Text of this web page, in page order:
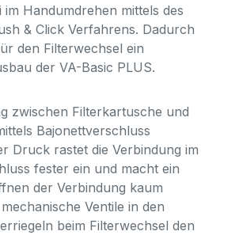
im Handumdrehen mittels des
& Click Verfahrens. Dadurch
den Filterwechsel ein
der VA-Basic PLUS.
zwischen Filterkartusche und
Bajonettverschluss
Druck rastet die Verbindung im
fester ein und macht ein
der Verbindung kaum
Ventile in den
beim Filterwechsel den